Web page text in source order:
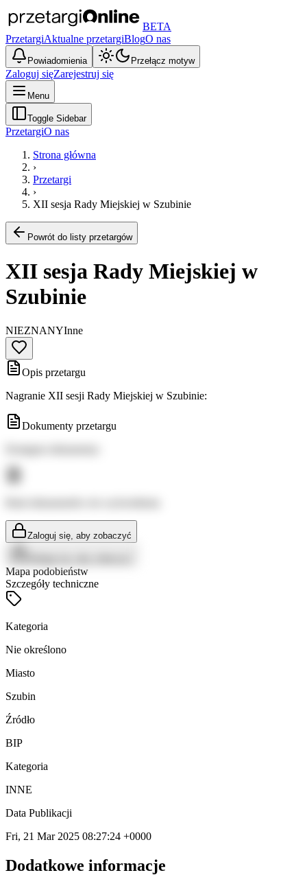
BETA
PrzetargiAktualne przetargiBlogO nas
Powiadomienia Przełącz motyw
Zaloguj sięZarejestruj się
Menu
Toggle Sidebar
PrzetargiO nas
Strona główna
›
Przetargi
›
XII sesja Rady Miejskiej w Szubinie
Powrót do listy przetargów
XII sesja Rady Miejskiej w
Szubinie
NIEZNANYInne
Opis przetargu
Nagranie XII sesji Rady Miejskiej w Szubinie:
Dokumenty przetargu
Zaloguj się, aby zobaczyć
Mapa podobieństw
Szczegóły techniczne
Kategoria
Nie określono
Miasto
Szubin
Źródło
BIP
Kategoria
INNE
Data Publikacji
Fri, 21 Mar 2025 08:27:24 +0000
Dodatkowe informacje